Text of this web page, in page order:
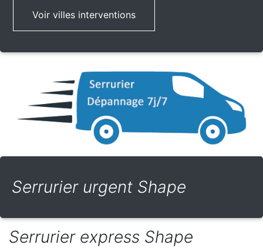
Voir villes interventions
Serrurier urgent Shape
Serrurier express Shape